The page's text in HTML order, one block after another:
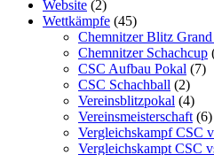
Website (2)
Wettkämpfe (45)
Chemnitzer Blitz
Chemnitzer Schachcup
CSC Aufbau Pokal (7)
CSC Schachball (2)
Vereinsblitzpokal (4)
Vereinsmeisterschaft (6)
Vergleichskampf CSC
Vergleichskampt CSC